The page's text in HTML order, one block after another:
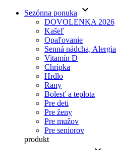
Sezónna ponuka keyboard_arrow_down
DOVOLENKA 2026
Kašeľ
Opaľovanie
Senná nádcha, Alergia
Vitamín D
Chrípka
Hrdlo
Rany
Bolesť a teplota
Pre deti
Pre ženy
Pre mužov
Pre seniorov
produkt